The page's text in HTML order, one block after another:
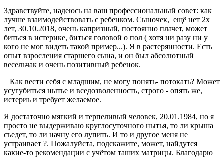
Здравствуйте, надеюсь на ваш профессиональный совет: как
лучше взаимодействовать с ребенком. Сыночек, ещё нет 2х
лет, 30.10.2018, очень капризный, постоянно плачет, может
биться в истерике, биться головой о пол ( хотя ни разу ни у
кого не мог видеть такой пример...). Я в растерянности. Есть
опыт взросления старшего сына, и он был абсолютный
весельчак и очень позитивный ребенок.
Как вести себя с младшим, не могу понять- потокать? Может
усугубиться нытье и вседозволенность, строго - опять же,
истериь и требует желаемое.
Я достаточно мягкий и терпеливый человек, 20.01.1984, но я
просто не выдерживаю круглосуточного нытья, то ли крыша
съедет, то ли начну его лупить. И то и другое меня не
устраивает ?. Пожалуйста, подскажите, может, найдутся
какие-то рекомендации с учётом таших матрицы. Благодарю